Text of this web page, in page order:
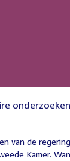
van de
Kamer.